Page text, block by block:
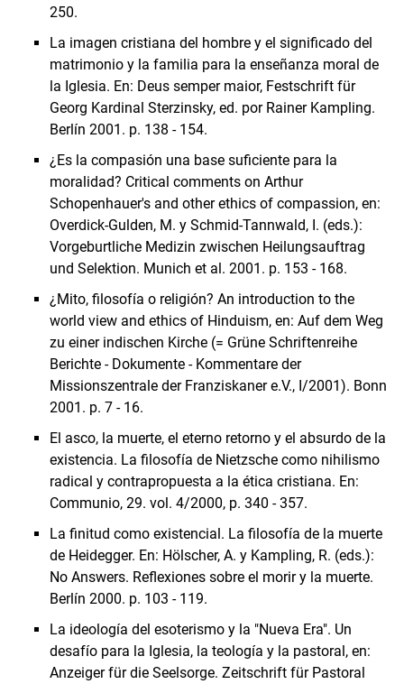
250.
La imagen cristiana del hombre y el significado del
matrimonio y la familia para la enseñanza moral de
la Iglesia. En: Deus semper maior, Festschrift für
Georg Kardinal Sterzinsky, ed. por Rainer Kampling.
Berlín 2001. p. 138 - 154.
¿Es la compasión una base suficiente para la
moralidad? Critical comments on Arthur
Schopenhauer's and other ethics of compassion, en:
Overdick-Gulden, M. y Schmid-Tannwald, I. (eds.):
Vorgeburtliche Medizin zwischen Heilungsauftrag
und Selektion. Munich et al. 2001. p. 153 - 168.
¿Mito, filosofía o religión? An introduction to the
world view and ethics of Hinduism, en: Auf dem Weg
zu einer indischen Kirche (= Grüne Schriftenreihe
Berichte - Dokumente - Kommentare der
Missionszentrale der Franziskaner e.V., I/2001). Bonn
2001. p. 7 - 16.
El asco, la muerte, el eterno retorno y el absurdo de la
existencia. La filosofía de Nietzsche como nihilismo
radical y contrapropuesta a la ética cristiana. En:
Communio, 29. vol. 4/2000, p. 340 - 357.
La finitud como existencial. La filosofía de la muerte
de Heidegger. En: Hölscher, A. y Kampling, R. (eds.):
No Answers. Reflexiones sobre el morir y la muerte.
Berlín 2000. p. 103 - 119.
La ideología del esoterismo y la "Nueva Era". Un
desafío para la Iglesia, la teología y la pastoral, en:
Anzeiger für die Seelsorge. Zeitschrift für Pastoral